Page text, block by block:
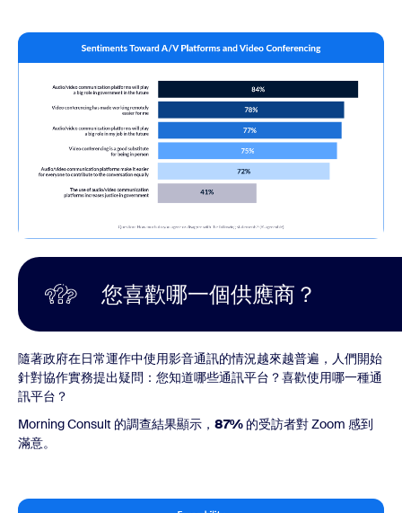
您喜歡哪一個供應商？
隨著政府在日常運作中使用影音通訊的情況越來越普遍，人們開始
針對協作實務提出疑問：您知道哪些通訊平台？喜歡使用哪一種通
訊平台？
Morning Consult 的調查結果顯示， 87% 的受訪者對 Zoom 感到
滿意。